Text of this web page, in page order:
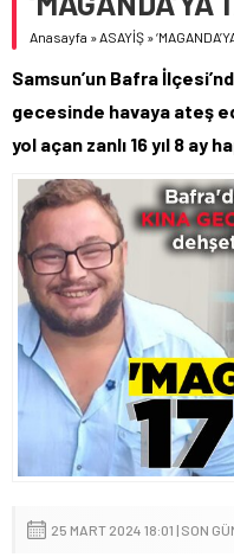
Anasayfa » ASAYİŞ »
Samsun’un Bafra
gecesinde havaya ateş
yol açan zanlı 16 yıl 8 ay
25 MART 2024 18:01 | SON